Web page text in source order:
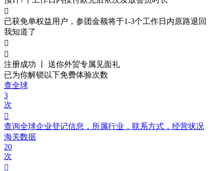

已获免单权益用户，参团金额将于1-3个工作日内原路退回
我知道了


注册成功 丨 送你外贸专属见面礼
已为你解锁以下免费体验次数
查全球
3
次

查询全球企业登记信息，所属行业，联系方式，经营状况
海关数据
20
次
